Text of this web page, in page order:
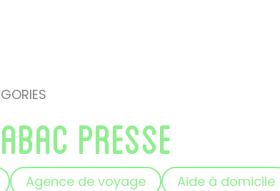
PRESSE
Agence de voyage Aide à domicile